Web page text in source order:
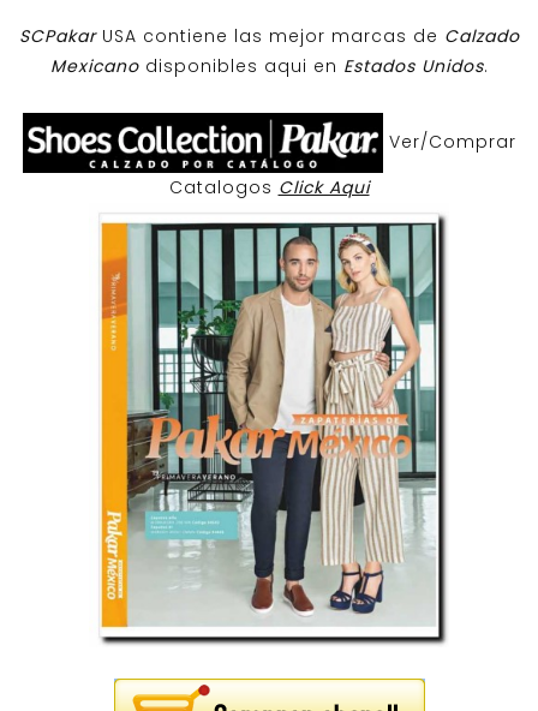
SCPakar USA contiene las mejor marcas de Calzado
Mexicanodisponibles aqui en Estados Unidos.
Ver/Comprar
Catalogos Click Aqui